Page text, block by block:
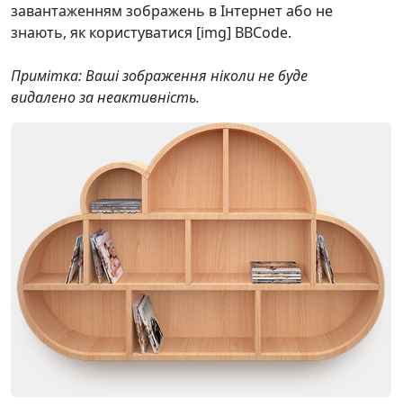
завантаженням зображень в Інтернет або не
знають, як користуватися [img] BBCode.
Примітка: Ваші зображення ніколи не буде
видалено за неактивність.